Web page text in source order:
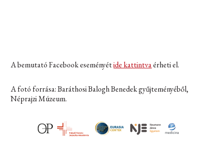
A bemutató Facebook eseményétide kattintvaérheti el.
A fotó forrása: Baráthosi Balogh Benedek gyűjteményéből,
Néprajzi Múzeum.